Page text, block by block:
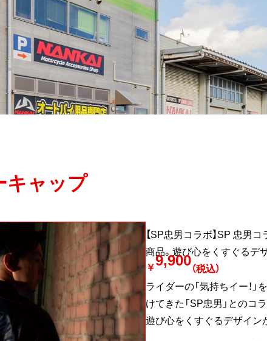
キャップ
【SP忠男コラボ】SP 忠男
商品。遊び心をくすぐるデ
￥9,900
（税込）
ライダーの「気持ちイー！
けてきた「SP忠男」とのコ
遊び心をくすぐるデザイン